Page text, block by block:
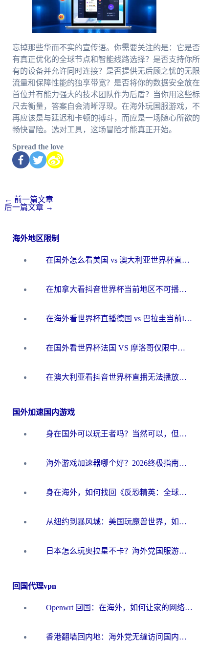
忘掉那些华而不实的宣传语。你需要关注的是：它是否
有真正优化的全球节点和智能线路选择？是否支持你所
有的设备并允许同时连接？是否提供无后顾之忧的无限
流量和保障性能的独享带宽？是否将你的数据安全放在
首位并有能力强大的技术团队作为后盾？当你用这些标
尺去衡量，答案自会清晰浮现。在海外玩国服游戏，不
再应该是与延迟和卡顿的搏斗，而应是一场随心所欲的
畅快冒险。选对工具，这场冒险才能真正开始。
Spread the love
← 前一篇文章
后一篇文章 →
海外地区限制
在国外怎么看美国 vs 澳大利亚世界杯直播？海外党必藏的中文解说观赛指南
在加拿大看抖音世界杯当前地区不可播放？海外党体育观赛终极指南
在海外看世界杯直播德国 vs 巴拉圭当前IP受限制？这篇指南帮你轻松解决地区限制
在国外看世界杯法国 VS 摩洛哥仅限中国大陆？别让地域限制拦下你的欢呼
在澳大利亚看抖音世界杯直播无法播放？海外党体育观赛终极指南来了！
国外加速国内游戏
身在国外可以玩王者吗？当然可以，但你需要这份“加速”指南
海外游戏加速器哪个好？2026终极指南帮你畅玩国服+解决卡顿难题
身在海外，如何找回《反恐精英：全球攻势》国服的丝滑手感？一份给你的终极指南
从纽约到暴风城：美国玩魔兽世界，如何找到你的最佳网络航线
日本怎么玩奥拉星不卡？海外党国服游戏加速器选择全攻略
回国代理vpn
Openwrt 回国：在海外，如何让家的网络触手可及
香港翻墙回内地：海外党无缝访问国内资源的加速器选择全攻略